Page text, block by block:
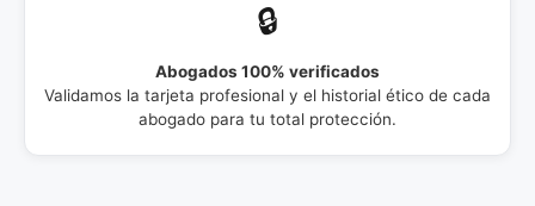
🔒
Abogados 100% verificados
Validamos la tarjeta profesional y el historial ético de cada
abogado para tu total protección.